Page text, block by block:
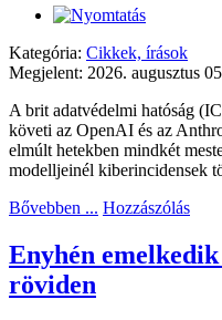
Kategória: Cikkek, írások
Megjelent: 2026. augusztus
A brit adatvédelmi hatóság
követi az OpenAI és az
elmúlt hetekben mindkét
modelljeinél kiberincidensek
Bővebben ... Hozzászólás
Enyhén
röviden